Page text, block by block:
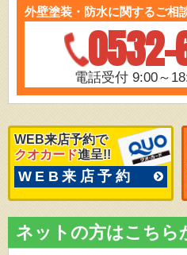
外壁塗装・防水に関するご相
0532-
電話受付 9:00～
WEB来店予約で
クオカード進呈!!
WEB来店予約
ネットの方はこちら